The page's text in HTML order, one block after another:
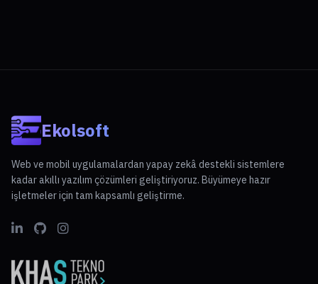
Ekolsoft
Web ve mobil uygulamalardan yapay zekâ destekli sistemlere
kadar akıllı yazılım çözümleri geliştiriyoruz. Büyümeye hazır
işletmeler için tam kapsamlı geliştirme.